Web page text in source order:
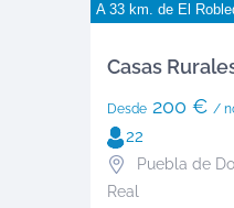
A 33 km. de El
Casas
Desde200 € /
22
Puebla de
Real